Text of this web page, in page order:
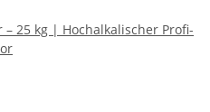
– 25 kg | Hochalkalischer Profi-